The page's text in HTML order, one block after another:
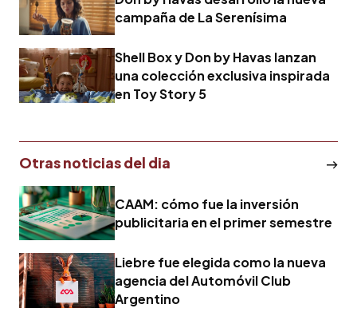
campaña de La Serenísima
Shell Box y Don by Havas lanzan
una colección exclusiva inspirada
en Toy Story 5
Otras noticias del dia
CAAM: cómo fue la inversión
publicitaria en el primer semestre
Liebre fue elegida como la nueva
agencia del Automóvil Club
Argentino